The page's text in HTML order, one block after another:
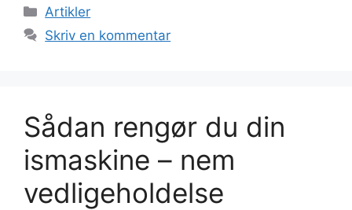
Kategorier
Artikler
Skriv en kommentar
Sådan rengør du din
ismaskine – nem
vedligeholdelse